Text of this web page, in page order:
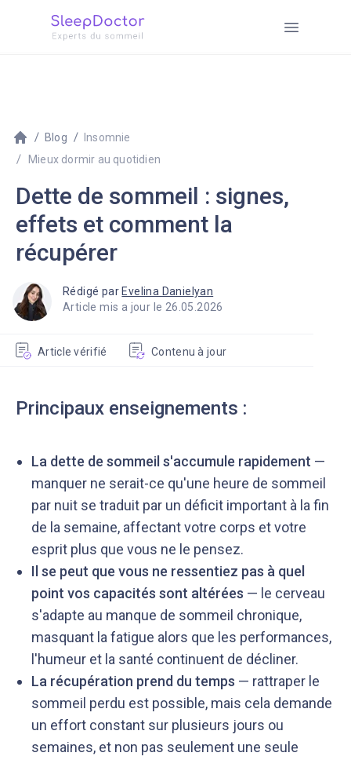
Blog
Insomnie
Mieux dormir au quotidien
Dette de sommeil : signes,
effets et comment la
récupérer
Rédigé par Evelina Danielyan
Article vérifié Contenu à jour
Article mis a jour le 26.05.2026
Principaux enseignements :
La dette de sommeil s'accumule rapidement —
manquer ne serait-ce qu'une heure de sommeil
par nuit se traduit par un déficit important à la fin
de la semaine, affectant votre corps et votre
esprit plus que vous ne le pensez.
Il se peut que vous ne ressentiez pas à quel
point vos capacités sont altérées — le cerveau
s'adapte au manque de sommeil chronique,
masquant la fatigue alors que les performances,
l'humeur et la santé continuent de décliner.
La récupération prend du temps — rattraper le
sommeil perdu est possible, mais cela demande
un effort constant sur plusieurs jours ou
semaines, et non pas seulement une seule